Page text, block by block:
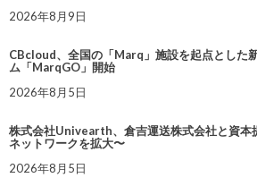
2026年8月9日
CBcloud、全国の「Marq」施設を起点とした
ム「MarqGO」開始
2026年8月5日
株式会社Univearth、倉吉運送株式会社と資本
ネットワークを拡大〜
2026年8月5日